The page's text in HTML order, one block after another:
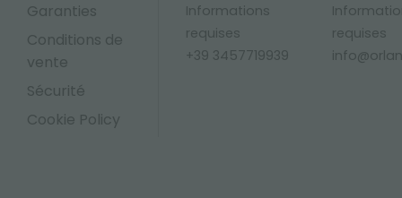
Garanties
Conditions de
vente
Sécurité
Cookie Policy
Informations
requises
+39 3457719939
requises